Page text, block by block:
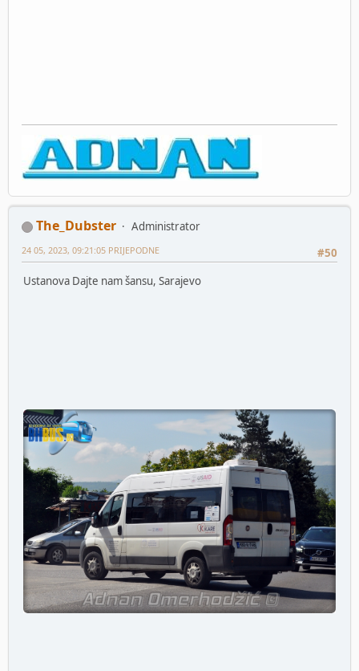
The_Dubster
Administrator
#50
24 05, 2023, 09:21:05 PRIJEPODNE
Ustanova Dajte nam šansu, Sarajevo